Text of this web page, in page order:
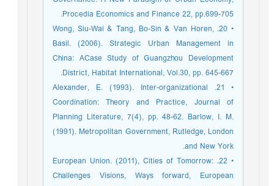
Procedia Economics and Finance 22, pp.699-705.
• 20. Wong, Siu-Wai & Tang, Bo-Sin & Van Horen,
Basil. (2006). Strategic Urban Management in
China: ACase Study of Guangzhou Development
District, Habitat International, Vol.30, pp. 645-667.
• 21. Alexander, E. (1993). Inter-organizational
Coordination: Theory and Practice, Journal of
Planning Literature, 7(4), pp. 48-62. Barlow, I. M.
(1991). Metropolitan Government, Rutledge, London
and New York.
• 22. European Union. (2011), Cities of Tomorrow:
Challenges Visions, Ways forward, European